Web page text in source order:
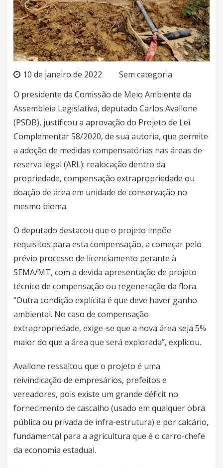
10 de janeiro de 2022
Sem categoria
O presidente da Comissão de Meio Ambiente da
Assembleia Legislativa, deputado Carlos Avallone
(PSDB), justificou a aprovação do Projeto de Lei
Complementar 58/2020, de sua autoria, que permite
a adoção de medidas compensatórias nas áreas de
reserva legal (ARL): realocação dentro da
propriedade, compensação extrapropriedade ou
doação de área em unidade de conservação no
mesmo bioma.
O deputado destacou que o projeto impõe
requisitos para esta compensação, a começar pelo
prévio processo de licenciamento perante à
SEMA/MT, com a devida apresentação de projeto
técnico de compensação ou regeneração da flora.
“Outra condição explícita é que deve haver ganho
ambiental. No caso de compensação
extrapropriedade, exige-se que a nova área seja 5%
maior do que a área que será explorada”, explicou.
Avallone ressaltou que o projeto é uma
reivindicação de empresários, prefeitos e
vereadores, pois existe um grande déficit no
fornecimento de cascalho (usado em qualquer obra
pública ou privada de infra-estrutura) e por calcário,
fundamental para a agricultura que é o carro-chefe
da economia estadual.